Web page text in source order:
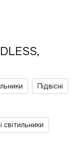
Підвісні
світильники